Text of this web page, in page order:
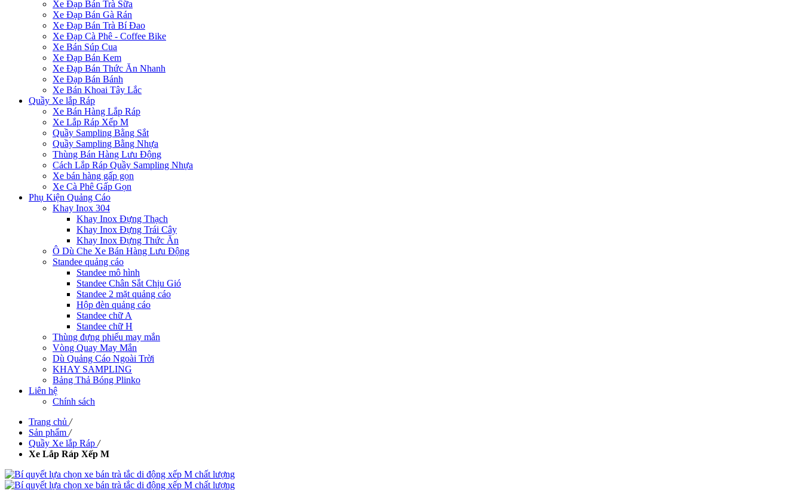
Xe Đạp Bán Trà Sữa
Xe Đạp Bán Gà Rán
Xe Đạp Bán Trà Bí Đao
Xe Đạp Cà Phê - Coffee Bike
Xe Bán Súp Cua
Xe Đạp Bán Kem
Xe Đạp Bán Thức Ăn Nhanh
Xe Đạp Bán Bánh
Xe Bán Khoai Tây Lắc
Quầy Xe lắp Ráp
Xe Bán Hàng Lắp Ráp
Xe Lắp Ráp Xếp M
Quầy Sampling Bằng Sắt
Quầy Sampling Bằng Nhựa
Thùng Bán Hàng Lưu Động
Cách Lắp Ráp Quầy Sampling Nhựa
Xe bán hàng gấp gọn
Xe Cà Phê Gấp Gọn
Phụ Kiện Quảng Cáo
Khay Inox 304
Khay Inox Đựng Thạch
Khay Inox Đựng Trái Cây
Khay Inox Đựng Thức Ăn
Ô Dù Che Xe Bán Hàng Lưu Động
Standee quảng cáo
Standee mô hình
Standee Chân Sắt Chịu Gió
Standee 2 mặt quảng cáo
Hộp đèn quảng cáo
Standee chữ A
Standee chữ H
Thùng đựng phiếu may mắn
Vòng Quay May Mắn
Dù Quảng Cáo Ngoài Trời
KHAY SAMPLING
Bảng Thả Bóng Plinko
Liên hệ
Chính sách
Trang chủ /
Sản phẩm /
Quầy Xe lắp Ráp /
Xe Lắp Ráp Xếp M